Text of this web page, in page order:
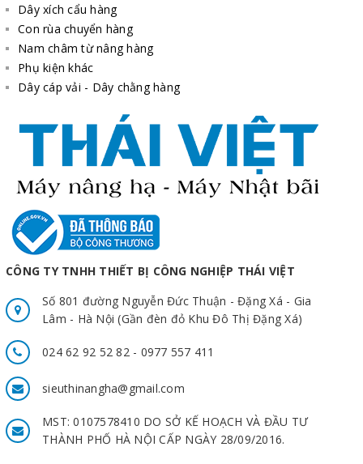
Dây xích cẩu hàng
Con rùa chuyển hàng
Nam châm từ nâng hàng
Phụ kiện khác
Dây cáp vải - Dây chằng hàng
CÔNG TY TNHH THIẾT BỊ CÔNG NGHIỆP THÁI VIỆT
Số 801 đường Nguyễn Đức Thuận - Đặng Xá - Gia
Lâm - Hà Nội (Gần đèn đỏ Khu Đô Thị Đặng Xá)
024 62 92 52 82 - 0977 557 411
sieuthinangha@gmail.com
MST: 0107578410 DO SỞ KẾ HOẠCH VÀ ĐẦU TƯ
THÀNH PHỐ HÀ NỘI CẤP NGÀY 28/09/2016.